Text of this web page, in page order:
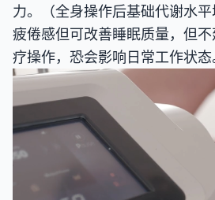
力。（全身操作后基础代谢水
疲倦感但可改善睡眠质量，但
疗操作，恐会影响日常工作状态